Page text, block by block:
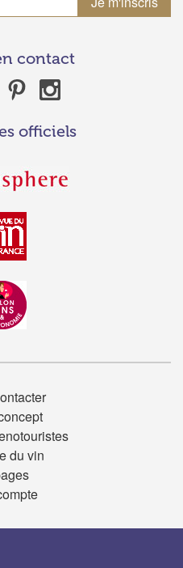
contact
officiels
du vin